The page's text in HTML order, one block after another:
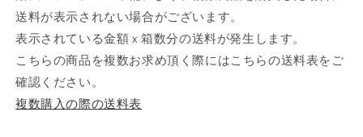
送料が表示されない場合がございます。
表示されている金額 x 箱数分の送料が発生します。
こちらの商品を複数お求め頂く際にはこちらの送料表をご
確認ください。
複数購入の際の送料表